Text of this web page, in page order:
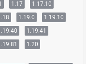
1.17
1.17.10
1.19.0
1.19.10
1.19.41
1.20